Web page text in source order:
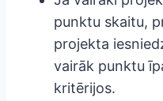
punktu skaitu,
projekta
vairāk punktu
kritērijos.